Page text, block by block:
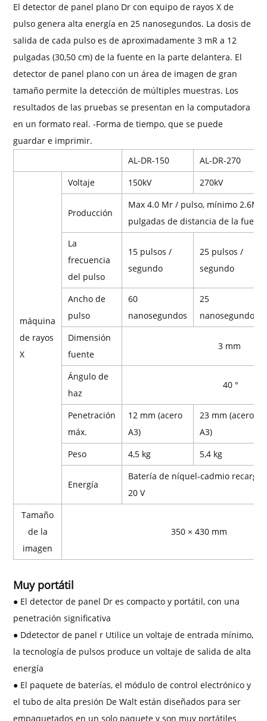
El detector de panel plano Dr con equipo de rayos X de
pulso genera alta energía en 25 nanosegundos. La dosis de
salida de cada pulso es de aproximadamente 3 mR a 12
pulgadas (30,50 cm) de la fuente en la parte delantera. El
detector de panel plano con un área de imagen de gran
tamaño permite la detección de múltiples muestras. Los
resultados de las pruebas se presentan en la computadora
en un formato real. -Forma de tiempo, que se puede
guardar e imprimir.
AL-DR-150
AL-DR-270
máquina
de rayos
X
Voltaje 150kV 270kV
Producción
Max 4.0 Mr / pulso, mínimo 2.6Mr
pulgadas de distancia de la
La
frecuencia
del pulso
15 pulsos /
segundo
25 pulsos /
segundo
Ancho de
pulso
60
nanosegundos
25
nanosegundos
Dimensión
fuente
3 mm
Ángulo de
haz
40 °
Penetración
máx.
12 mm (acero
A3)
23 mm (acero
A3)
Peso
4,5 kg 5,4 kg
Energía
Batería de níquel-cadmio
20 V
Tamaño
de la
imagen
350 × 430 mm
Muy portátil
● El detector de panel Dr es compacto y portátil, con una
penetración significativa
● Ddetector de panel r Utilice un voltaje de entrada mínimo,
la tecnología de pulsos produce un voltaje de salida de alta
energía
● El paquete de baterías, el módulo de control electrónico y
el tubo de alta presión De Walt están diseñados para ser
empaquetados en un solo paquete y son muy portátiles